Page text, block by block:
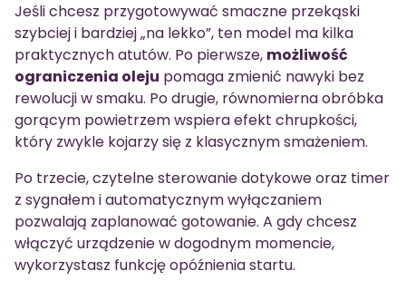
Jeśli chcesz przygotowywać smaczne przekąski
szybciej i bardziej „na lekko”, ten model ma kilka
praktycznych atutów. Po pierwsze, możliwość
ograniczenia oleju pomaga zmienić nawyki bez
rewolucji w smaku. Po drugie, równomierna obróbka
gorącym powietrzem wspiera efekt chrupkości,
który zwykle kojarzy się z klasycznym smażeniem.
Po trzecie, czytelne sterowanie dotykowe oraz timer
z sygnałem i automatycznym wyłączaniem
pozwalają zaplanować gotowanie. A gdy chcesz
włączyć urządzenie w dogodnym momencie,
wykorzystasz funkcję opóźnienia startu.